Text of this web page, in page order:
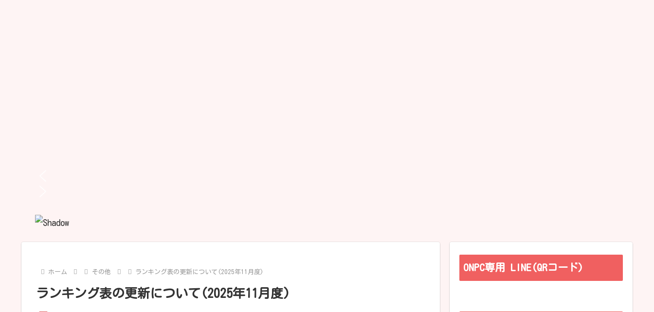
ホーム その他 ランキング表の更新について(2025年11月度)
ランキング表の更新について(2025年11月度)
ONPC専用 LINE(QRコード)